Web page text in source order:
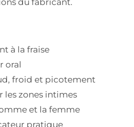
à la fraise
oral
froid et picotement
les zones intimes
et la femme
pratique